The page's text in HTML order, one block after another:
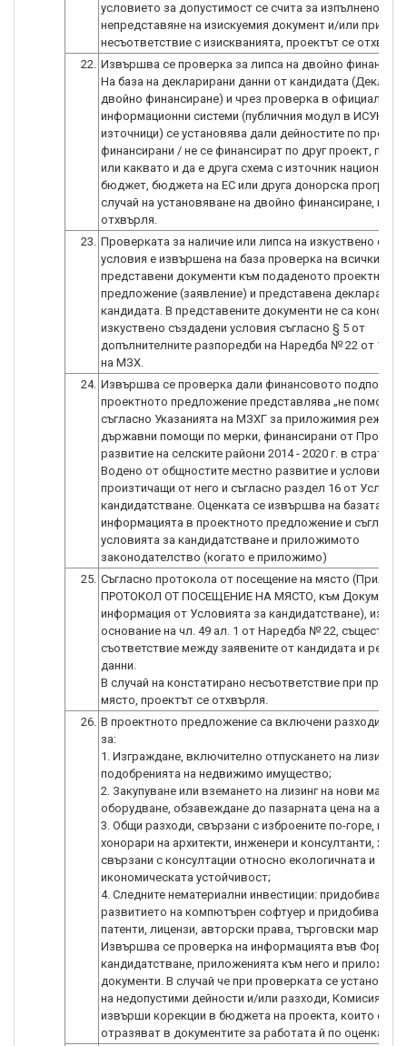
условието за допустимост се счита за изпълнено. В
непредставяне на изискуемия документ и/или при
22. Извършва се проверка за липса на двойно
На база на декларирани данни от кандидата
двойно финансиране) и чрез проверка в официални
информационни системи (публичния модул в ИСУН и
източници) се установява дали дейностите по
финансирани / не се финансират по друг проект,
или каквато и да е друга схема с източник
бюджет, бюджета на ЕС или друга донорска
случай на установяване на двойно финансиране,
23. Проверката за наличие или липса на изкуствено
условия е извършена на база проверка на всички
представени документи към пoдаденото проектно
предложение (заявление) и представена декларация
кандидата. В представените документи не са
изкуствено създадени условия съгласно § 5 от
допълнителните разпоредби на Наредба № 22 от
на МЗХ.
24. Извършва се проверка дали финансовото
проектното предложение представлява „не помощ“,
съгласно Указанията на МЗХГ за приложимия режим
държавни помощи по мерки, финансирани от
развитие на селските райони 2014 - 2020 г. в
Водено от общностите местно развитие и условия,
произтичащи от него и съгласно раздел 16 от
кандидатстване. Оценката се извършва на базата на
информацията в проектното предложение и съгласно
условията за кандидатстване и приложимото
законодателство (когато е приложимо)
25. Съгласно протокола от посещение на място
ПРОТОКОЛ ОТ ПОСЕЩЕНИЕ НА МЯСТО, към Документи
информация от Условията за кандидатстване),
основание на чл. 49 ал. 1 от Наредба № 22,
съответствие между заявените от кандидата и
данни.
В случай на констатирано несъответствие при
26. В проектното предложение са включени разходи,
за:
1. Изграждане, включително отпускането на лизинг,
подобренията на недвижимо имущество;
2. Закупуване или вземането на лизинг на нови
оборудване, обзавеждане до пазарната цена на
3. Общи разходи, свързани с изброените по-горе,
хонорари на архитекти, инженери и консултанти,
свързани с консултации относно екологичната и
икономическата устойчивост;
4. Следните нематериални инвестиции:
развитието на компютърен софтуер и придобиването
патенти, лицензи, авторски права, търговски марки.
Извършва се проверка на информацията във
кандидатстване, приложенията към него и
документи. В случай че при проверката се установи
на недопустими дейности и/или разходи, Комисията
извърши корекции в бюджета на проекта, които се